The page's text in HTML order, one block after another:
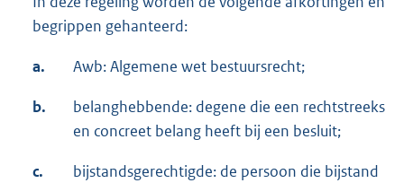
begrippen gehanteerd:
a. Awb: Algemene wet bestuursrecht;
b.
belanghebbende: degene die een rechtstreeks
en concreet belang heeft bij een besluit;
c.
bijstandsgerechtigde: de persoon die bijstand